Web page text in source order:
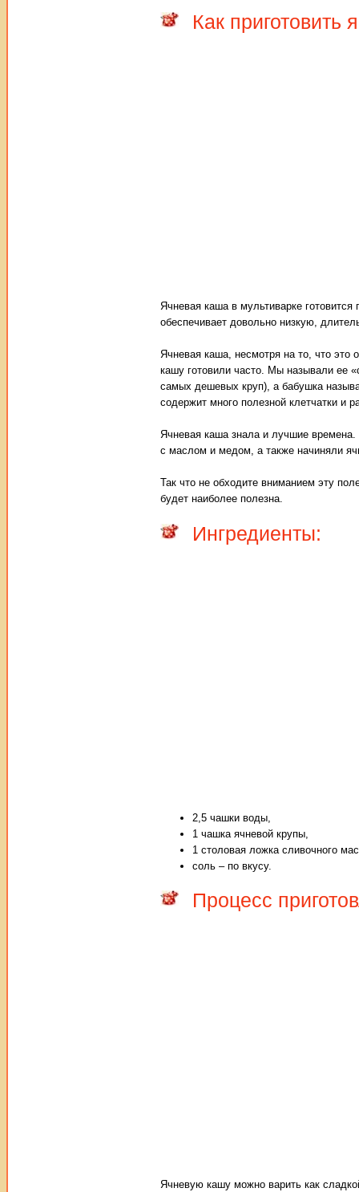
Как приготовить
Ячневая каша в мультиварке
обеспечивает довольно низкую,
Ячневая каша, несмотря на то, что
кашу готовили часто. Мы называли ее
самых дешевых круп), а бабушка
содержит много полезной клетчатки и
Ячневая каша знала и лучшие
с маслом и медом, а также начиняли
Так что не обходите вниманием эту
будет наиболее полезна.
Ингредиенты:
2,5 чашки воды,
1 чашка ячневой крупы,
1 столовая ложка сливочного
соль – по вкусу.
Процесс
Ячневую кашу можно варить как